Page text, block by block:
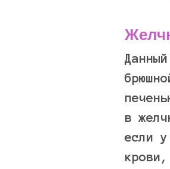
в
если